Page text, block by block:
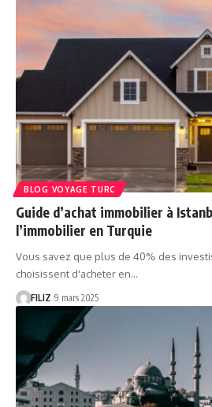
BLOG VOYAGE TURC
Guide d’achat immobilier à
l’immobilier en Turquie
Vous savez que plus de 40% des
choisissent d'acheter en…
FILIZ 9 mars 2025